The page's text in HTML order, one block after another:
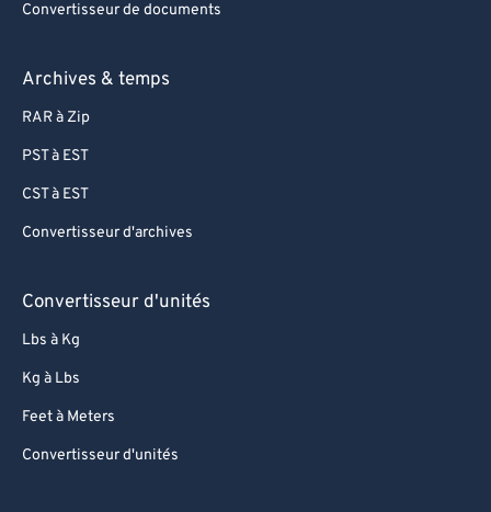
Convertisseur de documents
Archives & temps
RAR à Zip
PST à EST
CST à EST
Convertisseur d'archives
Convertisseur d'unités
Lbs à Kg
Kg à Lbs
Feet à Meters
Convertisseur d'unités